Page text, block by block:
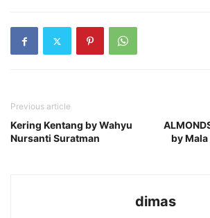
Previous article
Kering Kentang by Wahyu
Nursanti Suratman
by
dimas